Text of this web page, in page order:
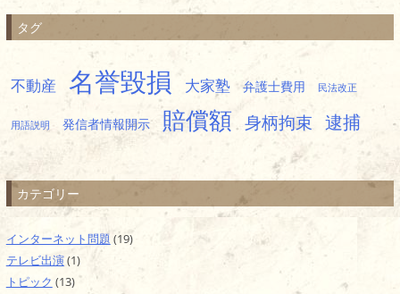
タグ
不動産 名誉毀損 大家塾 弁護士費用 民法改正
用語説明 発信者情報開示 賠償額 身柄拘束 逮捕
カテゴリー
インターネット問題 (19)
テレビ出演(1)
トピック (13)